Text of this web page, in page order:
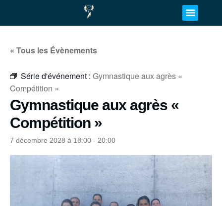
« Tous les Évènements
Série d'événement : Gymnastique aux agrès «
Compétition »
Gymnastique aux agrès «
Compétition »
7 décembre 2028 à 18:00 - 20:00